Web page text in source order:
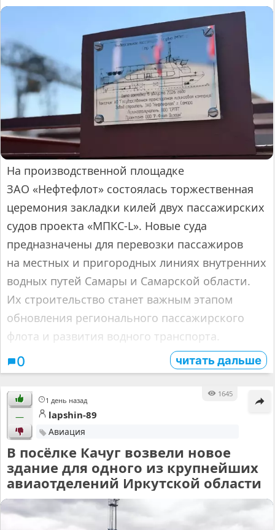
На производственной площадке
ЗАО «Нефтефлот» состоялась торжественная
церемония закладки килей двух пассажирских
судов проекта «МПКС-L». Новые суда
предназначены для перевозки пассажиров
на местных и пригородных линиях внутренних
водных путей Самары и Самарской области.
Их строительство станет важным этапом
обновления регионального пассажирского
флота и развития водного транспорта.
0 читать дальше
1 день назад
1645
— lapshin-89
Авиация
В посёлке Качуг возвели новое
здание для одного из крупнейших
авиаотделений Иркутской области